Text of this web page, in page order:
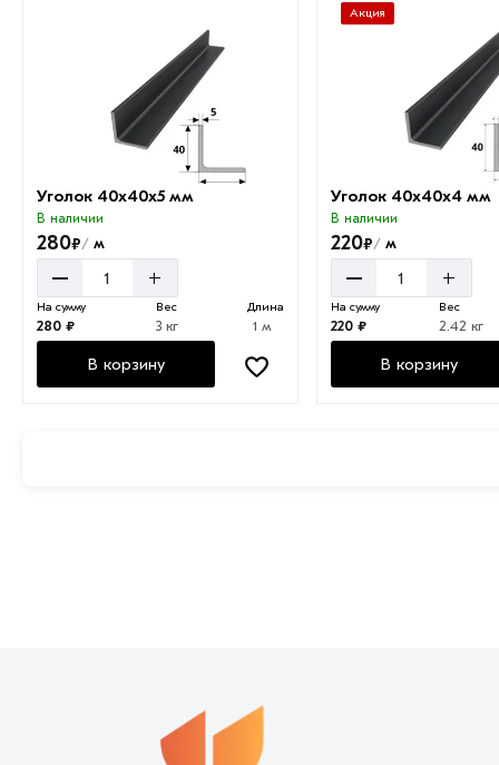
Уголок 40х40х5 мм
В наличии
280₽/ м
– +
На сумму
280 ₽
Вес
3 кг
Длина
1 м
В корзину
Акция
Уголок 40х40х4 мм
В наличии
220₽/ м
– +
На сумму
220 ₽
Вес
2.42 кг
В корзину